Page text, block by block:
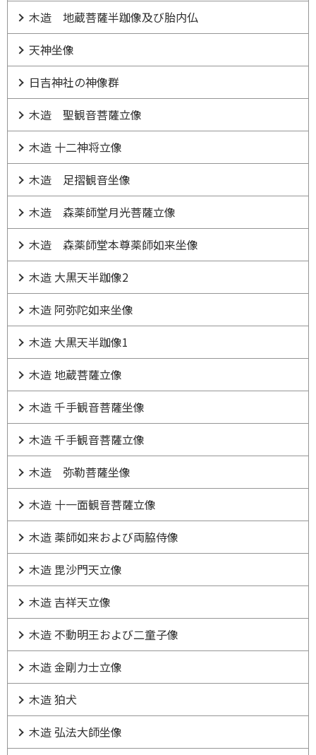
木造 地蔵菩薩半跏像及び胎内仏
天神坐像
日吉神社の神像群
木造 聖観音菩薩立像
木造 十二神将立像
木造 足摺観音坐像
木造 森薬師堂月光菩薩立像
木造 森薬師堂本尊薬師如来坐像
木造 大黒天半跏像2
木造 阿弥陀如来坐像
木造 大黒天半跏像1
木造 地蔵菩薩立像
木造 千手観音菩薩坐像
木造 千手観音菩薩立像
木造 弥勒菩薩坐像
木造 十一面観音菩薩立像
木造 薬師如来および両脇侍像
木造 毘沙門天立像
木造 吉祥天立像
木造 不動明王および二童子像
木造 金剛力士立像
木造 狛犬
木造 弘法大師坐像